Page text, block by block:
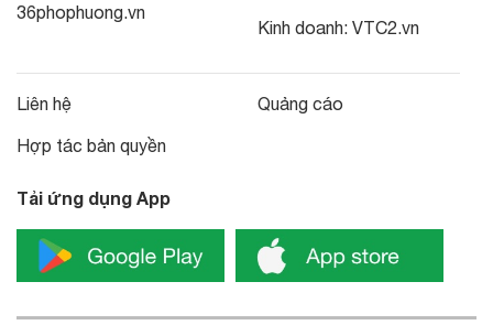
36phophuong.vn
Kinh doanh: VTC2.vn
Liên hệ
Hợp tác bản quyền
Quảng cáo
Tải ứng dụng App